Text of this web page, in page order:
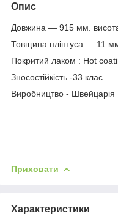
Опис
Довжина ― 915 мм.
Товщина плінтуса ― 11
Покритий лаком : Hot
Зносостійкість -33 клас
Виробництво - Швейцарія
Приховати
Характеристики